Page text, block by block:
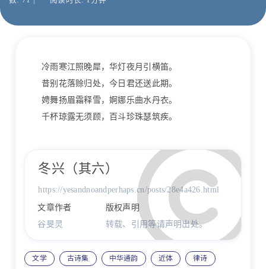
冷雨寒江照晚犀，华灯夜月引横笛。
昔别花落赊归处，今日君还送此期。
娉舞扬眉霜释雪，婀娜乐曲水丹衣。
千杯琼露无须顾，百斗珍珠瑟筑疾。
冬兴（其六）
https://yesandnoandperhaps.cn/posts/28e4a426.html
文章作者
谷旻灵
版权声明
转载、引用等请声明出处。
文学 古诗集 中华通韵 近体 律诗